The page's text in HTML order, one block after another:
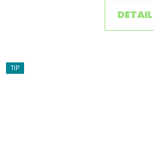
DETAIL
TIP